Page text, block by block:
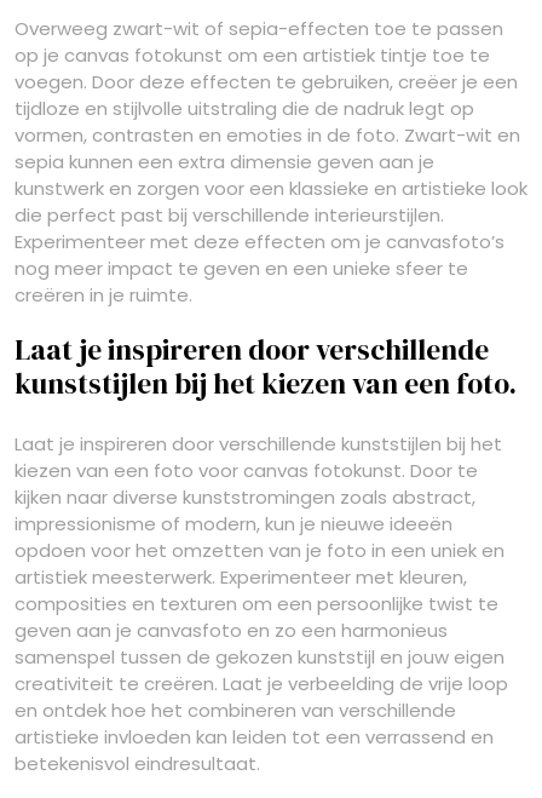
Overweeg zwart-wit of sepia-effecten toe te passen
op je canvas fotokunst om een artistiek tintje toe te
voegen. Door deze effecten te gebruiken, creëer je een
tijdloze en stijlvolle uitstraling die de nadruk legt op
vormen, contrasten en emoties in de foto. Zwart-wit en
sepia kunnen een extra dimensie geven aan je
kunstwerk en zorgen voor een klassieke en artistieke look
die perfect past bij verschillende interieurstijlen.
Experimenteer met deze effecten om je canvasfoto’s
nog meer impact te geven en een unieke sfeer te
creëren in je ruimte.
Laat je inspireren door verschillende
kunststijlen bij het kiezen van een foto.
Laat je inspireren door verschillende kunststijlen bij het
kiezen van een foto voor canvas fotokunst. Door te
kijken naar diverse kunststromingen zoals abstract,
impressionisme of modern, kun je nieuwe ideeën
opdoen voor het omzetten van je foto in een uniek en
artistiek meesterwerk. Experimenteer met kleuren,
composities en texturen om een persoonlijke twist te
geven aan je canvasfoto en zo een harmonieus
samenspel tussen de gekozen kunststijl en jouw eigen
creativiteit te creëren. Laat je verbeelding de vrije loop
en ontdek hoe het combineren van verschillende
artistieke invloeden kan leiden tot een verrassend en
betekenisvol eindresultaat.